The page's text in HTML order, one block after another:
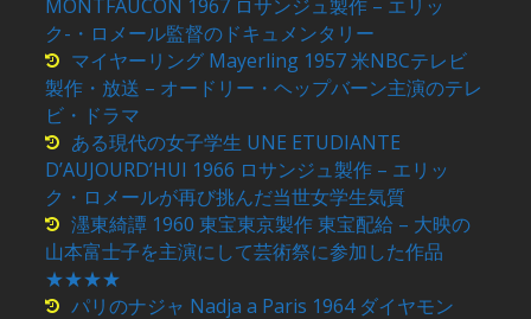
MONTFAUCON 1967 ロサンジュ製作 – エリッ
ク-・ロメール監督のドキュメンタリー
マイヤーリング Mayerling 1957 米NBCテレビ
製作・放送 – オードリー・ヘップバーン主演のテレ
ビ・ドラマ
ある現代の女子学生 UNE ETUDIANTE
D’AUJOURD’HUI 1966 ロサンジュ製作 – エリッ
ク・ロメールが再び挑んだ当世女学生気質
濹東綺譚 1960 東宝東京製作 東宝配給 – 大映の
山本富士子を主演にして芸術祭に参加した作品
★★★★
パリのナジャ Nadja a Paris 1964 ダイヤモン